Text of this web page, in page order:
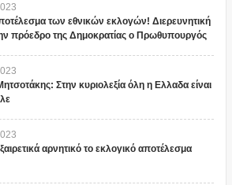
των εθνικών εκλογών! Διερευνητική
πρόεδρο της Δημοκρατίας ο Πρωθυπουργός
Στην κυριολεξία όλη η Ελλαδα είναι
αρνητικό το εκλογικό αποτέλεσμα